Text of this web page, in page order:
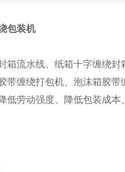
包装机
流水线、纸箱十字缠绕封
带缠绕打包机、泡沫箱胶
劳动强度、降低包装成本